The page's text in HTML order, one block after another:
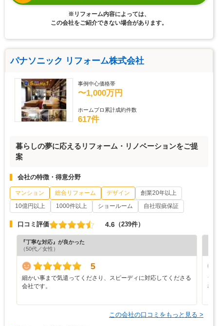
※リフォーム内容によっては、
この会社をご紹介できない場合があります。
パナソニック リフォーム株式会社
事例中心価格帯
〜1,000万円
ホームプロ累計成約件数
617件
暮らしの夢に応えるリフォーム・リノベーションをご提
案
会社の特徴・得意分野
マンション 総合リフォーム デザイン
創業20年以上
10億円以上
1000件以上 ショールーム 自社瑕疵保証
口コミ評価 4.6 （239件）
『丁寧な対応』が良かった
（50代／女性）
5
細かい事まで気遣ってくださり、スピーディに対応してくださる
会社です。
シ
な
この会社の口コミをもっと見る >